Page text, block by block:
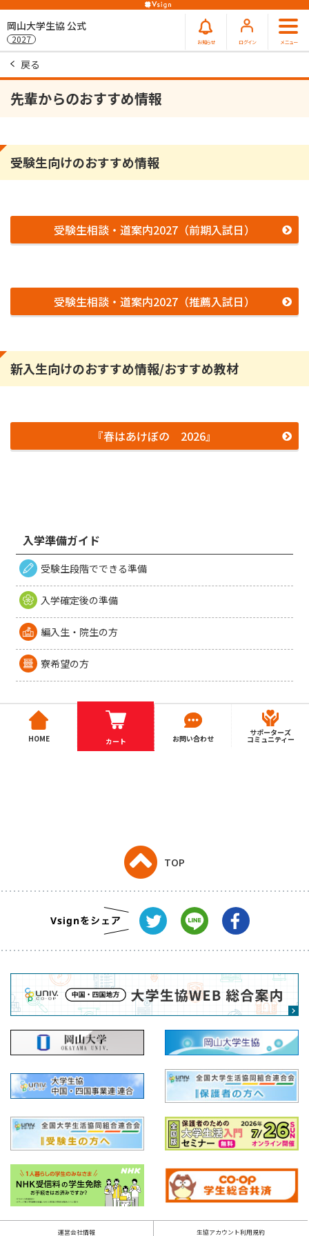
岡山大学生協 公式
2027 お知らせ ログイン メニュー
戻る
先輩からのおすすめ情報
受験生向けのおすすめ情報
受験生相談・道案内2027（前期入試日）
受験生相談・道案内2027（推薦入試日）
新入生向けのおすすめ情報/おすすめ教材
『春はあけぼの 2026』
入学準備ガイド
受験生段階でできる準備
入学確定後の準備
編入生・院生の方
寮希望の方
HOME カート お問い合わせ
サポーターズ
コミュニティー
TOP
運営会社情報 生協アカウント利用規約